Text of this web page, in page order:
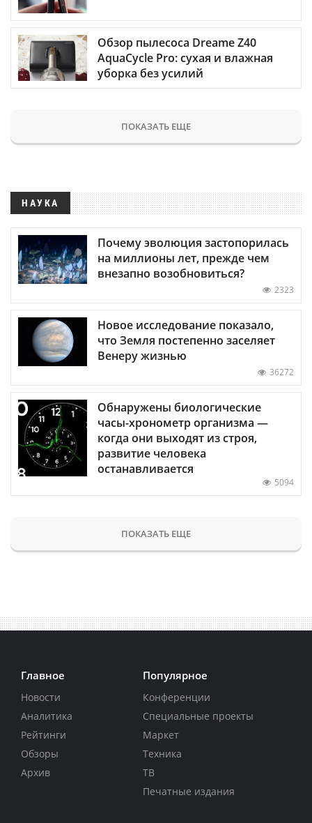
Обзор пылесоса Dreame Z40
AquaCycle Pro: сухая и влажная
уборка без усилий
ПОКАЗАТЬ ЕЩЕ
НАУКА
Почему эволюция застопорилась
на миллионы лет, прежде чем
внезапно возобновиться?
2323
Новое исследование показало,
что Земля постепенно заселяет
Венеру жизнью
36272
Обнаружены биологические
часы-хронометр организма —
когда они выходят из строя,
развитие человека
останавливается
5094
ПОКАЗАТЬ ЕЩЕ
Главное
Новости
Аналитика
Рейтинги
Обзоры
Архив
Популярное
Конференции
Специальные проекты
Маркет
Техника
ТВ
Печатные издания